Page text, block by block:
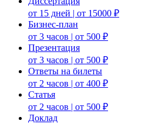
от 15 дней | от 15000 ₽
Бизнес-план
от 3 часов | от 500 ₽
Презентация
от 3 часов | от 500 ₽
Ответы на билеты
от 2 часов | от 400 ₽
Статья
от 2 часов | от 500 ₽
Доклад